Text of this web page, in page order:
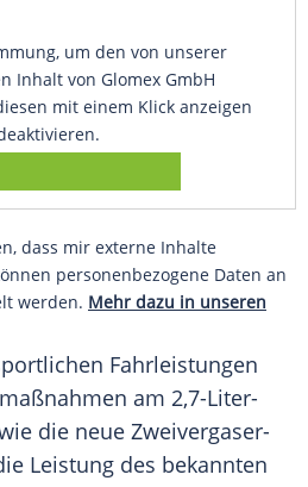
um den von unserer
Inhalt von Glomex GmbH
mit einem Klick anzeigen
dass mir externe Inhalte
personenbezogene Daten an
werden. Mehr dazu in unseren
Fahrleistungen
am 2,7-Liter-
die neue Zweivergaser-
Leistung des bekannten